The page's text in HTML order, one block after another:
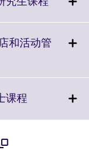
More
和活动管
课程